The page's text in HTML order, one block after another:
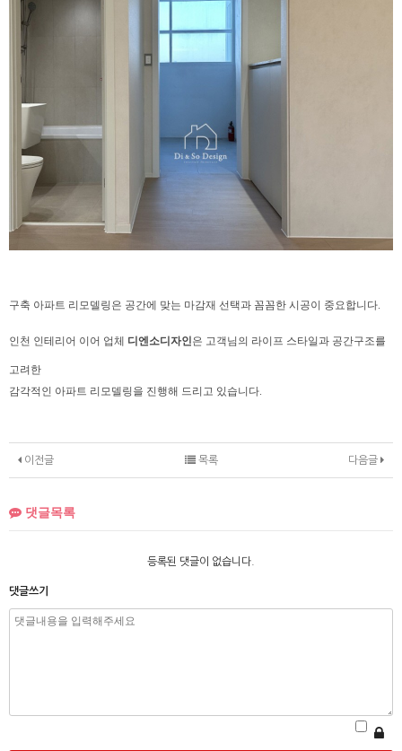
구축 아파트 리모델링은 공간에 맞는 마감재 선택과 꼼꼼한 시공이 중요합니다.
인천 인테리어 이어 업체 디엔소디자인은 고객님의 라이프 스타일과 공간구조를
고려한
감각적인 아파트 리모델링을 진행해 드리고 있습니다.
이전글 다음글
목록
댓글목록
등록된 댓글이 없습니다.
댓글쓰기